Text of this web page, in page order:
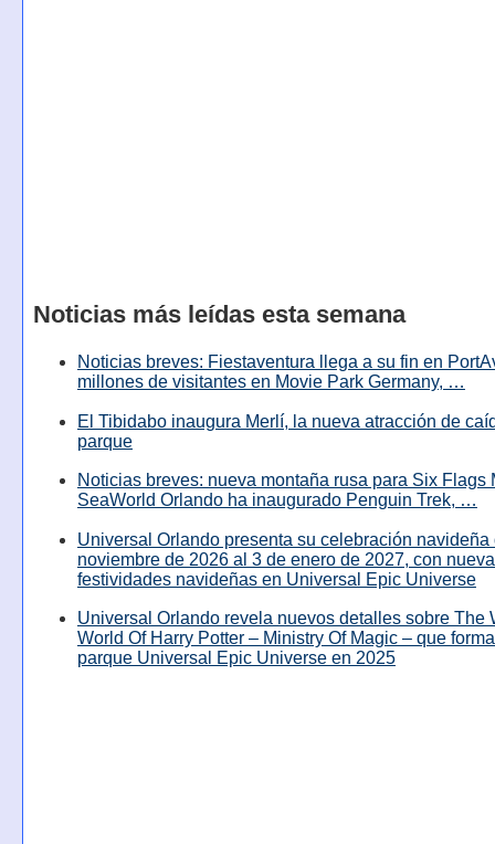
Noticias más leídas esta semana
Noticias breves: Fiestaventura llega a su fin en
millones de visitantes en Movie Park Germany, …
El Tibidabo inaugura Merlí, la nueva atracción de
parque
Noticias breves: nueva montaña rusa para Six Flags
SeaWorld Orlando ha inaugurado Penguin Trek, …
Universal Orlando presenta su celebración navideña
noviembre de 2026 al 3 de enero de 2027, con
festividades navideñas en Universal Epic Universe
Universal Orlando revela nuevos detalles sobre The
World Of Harry Potter – Ministry Of Magic – que
parque Universal Epic Universe en 2025